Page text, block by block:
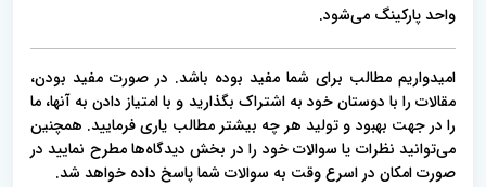
واحد پارکینگ می‌شود.
امیدواریم مطالب برای شما مفید بوده باشد. در صورت مفید بودن،
مقالات را با دوستان خود به اشتراک بگذارید و با امتیاز دادن به آنها، ما
را در جهت بهبود و تولید هر چه بیشتر مطالب یاری فرمایید. همچنین
می‌توانید نظرات یا سوالات خود را در بخش دیدگاه‌ها مطرح نمایید در
صورت امکان در اسرع وقت به سوالات شما پاسخ داده خواهد شد.